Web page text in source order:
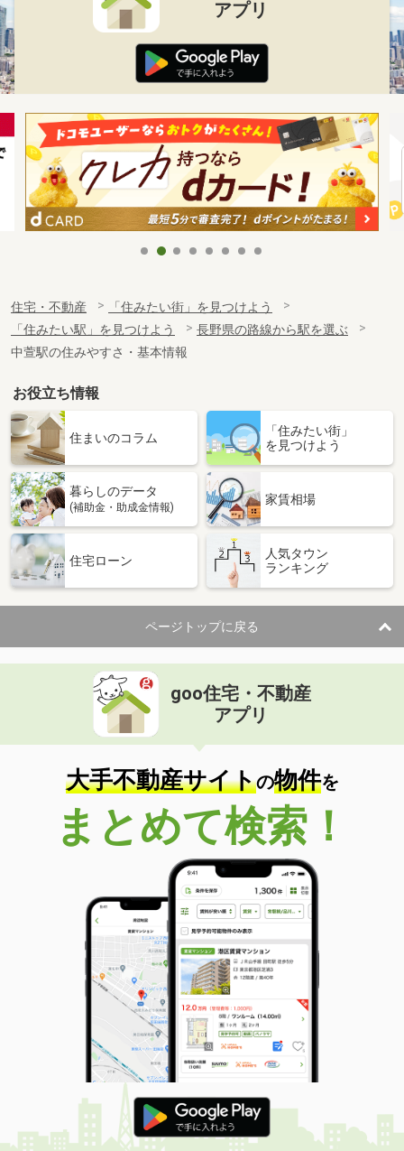
アプリ
住宅・不動産
「住みたい街」を見つけよう
「住みたい駅」を見つけよう
長野県の路線から駅を選ぶ
中萱駅の住みやすさ・基本情報
お役立ち情報
住まいのコラム
「住みたい街」
を見つけよう
暮らしのデータ
(補助金・助成金情報)
家賃相場
住宅ローン
人気タウン
ランキング
ページトップに戻る
goo住宅・不動産
アプリ
大手不動産サイトの物件を
まとめて検索！